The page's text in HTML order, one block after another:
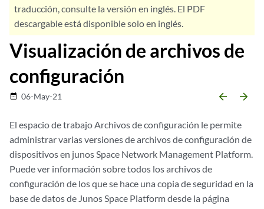
traducción, consulte la versión en inglés. El PDF
descargable está disponible solo en inglés.
Visualización de archivos de
configuración
date_range 06-May-21 arrow_backward arrow_forward
El espacio de trabajo Archivos de configuración le permite
administrar varias versiones de archivos de configuración de
dispositivos en junos Space Network Management Platform.
Puede ver información sobre todos los archivos de
configuración de los que se hace una copia de seguridad en la
base de datos de Junos Space Platform desde la página